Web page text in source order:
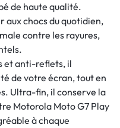
de haute qualité.
aux chocs du quotidien,
contre les rayures,
et anti-reflets, il
de votre écran, tout en
Ultra-fin, il conserve la
Motorola Moto G7 Play
à chaque